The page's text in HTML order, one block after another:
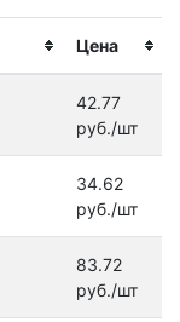
Цена
42.77
руб./шт
34.62
руб./шт
83.72
руб./шт